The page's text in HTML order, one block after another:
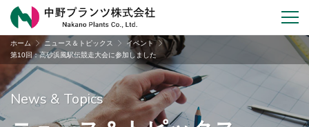
ホーム ニュース＆トピックス
イベント
第10回：高砂浜風駅伝競走大会に参加しました
News & Topics